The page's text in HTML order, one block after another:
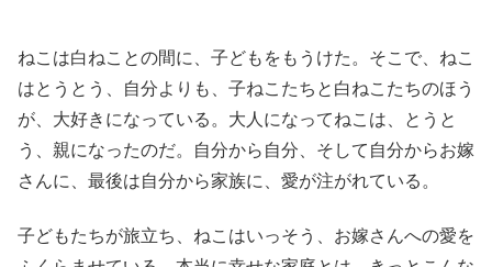
ねこは白ねことの間に、子どもをもうけた。そこで、ねこ
はとうとう、自分よりも、子ねこたちと白ねこたちのほう
が、大好きになっている。大人になってねこは、とうと
う、親になったのだ。自分から自分、そして自分からお嫁
さんに、最後は自分から家族に、愛が注がれている。
子どもたちが旅立ち、ねこはいっそう、お嫁さんへの愛を